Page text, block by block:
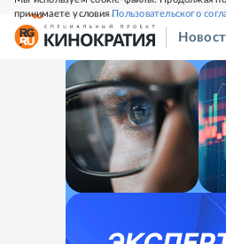
принимаете условияПользовательского
СВЕЖИЙ НОМЕР